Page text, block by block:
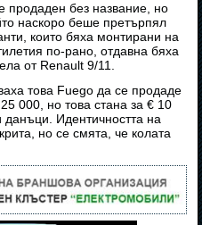
продаден без название, но
наскоро беше претърпял
които бяха монтирани на
по-рано, отдавна бяха
от Renault 9/11.
това Fuego да се продаде
000, но това стана за € 10
данъци. Идентичността на
но се смята, че колата